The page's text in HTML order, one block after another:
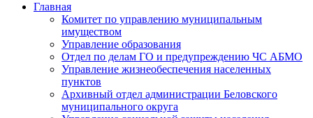
Главная
Комитет по управлению муниципальным
имуществом
Управление образования
Отдел по делам ГО и предупреждению ЧС АБМО
Управление жизнеобеспечения населенных
пунктов
Архивный отдел администрации Беловского
муниципального округа